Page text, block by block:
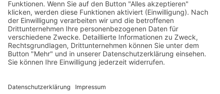
Kooperation
Werbung
Presse- und Öffentlichkeitsarbeit
Aktuelles
Themenwelt